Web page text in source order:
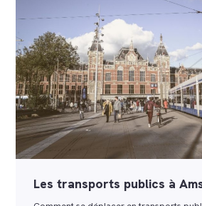
Les transports publics à